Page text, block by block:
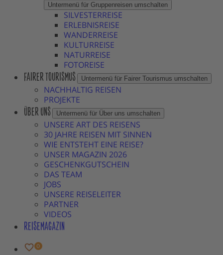
Untermenü für Gruppenreisen umschalten
SILVESTERREISE
ERLEBNISREISE
WANDERREISE
KULTURREISE
NATURREISE
FOTOREISE
FAIRER TOURISMUS Untermenü für Fairer Tourismus umschalten
NACHHALTIG REISEN
PROJEKTE
ÜBER UNS Untermenü für Über uns umschalten
UNSERE ART DES REISENS
30 JAHRE REISEN MIT SINNEN
WIE ENTSTEHT EINE REISE?
UNSER MAGAZIN 2026
GESCHENKGUTSCHEIN
DAS TEAM
JOBS
UNSERE REISELEITER
PARTNER
VIDEOS
REISEMAGAZIN